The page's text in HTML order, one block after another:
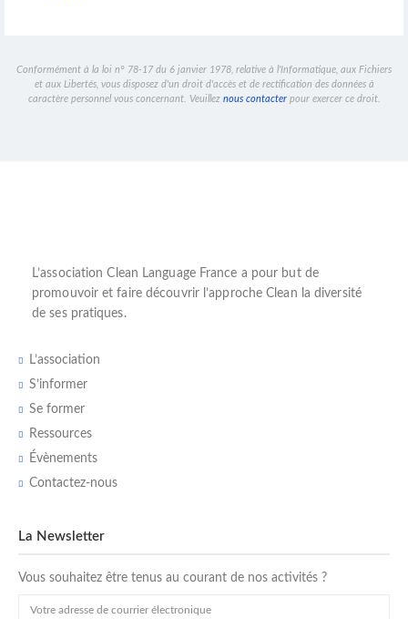
Conformément à la loi n° 78-17 du 6 janvier 1978, relative à l'Informatique, aux Fichiers
et aux Libertés, vous disposez d'un droit d'accès et de rectification des données à
caractère personnel vous concernant. Veuillez nous contacterpour exercer ce droit.
L’association Clean Language France a pour but de
promouvoir et faire découvrir l’approche Clean la diversité
de ses pratiques.
L’association
S’informer
Se former
Ressources
Évènements
Contactez-nous
La Newsletter
Vous souhaitez être tenus au courant de nos activités ?